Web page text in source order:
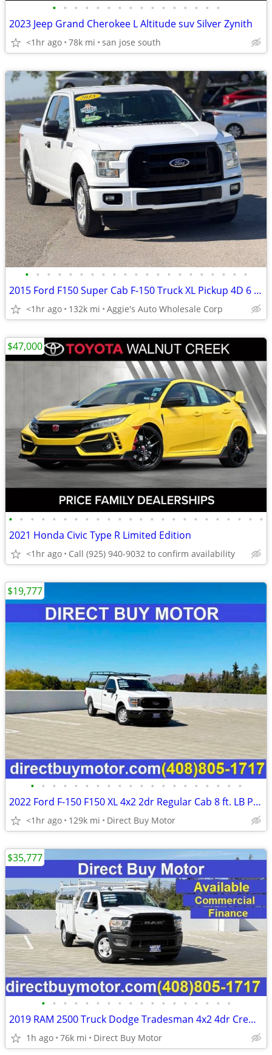
• • • • • • • • • • • • • • • •
2023 Jeep Grand Cherokee L Altitude suv Silver Zynith
<1hr ago 78k mi san jose south
• • • • • • • • • • • • • • • • • • • • •
2015 Ford F150 Super Cab F-150 Truck XL Pickup 4D 6 1/2 ft Pickup
<1hr ago 132k mi Aggie's Auto Wholesale Corp
• • • • • • • • • • • • • • • • • • • • • • • •
2021 Honda Civic Type R Limited Edition
<1hr ago Call (925) 940-9032 to confirm availability
$47,000
• • • • • • • • • • • • • • • • • • • •
2022 Ford F-150 F150 XL 4x2 2dr Regular Cab 8 ft. LB Pickup Truck
<1hr ago 129k mi Direct Buy Motor
$19,777
• • • • • • • • • • • • • • • • • •
2019 RAM 2500 Truck Dodge Tradesman 4x2 4dr Crew Cab 8 ft. LB Pickup C
1h ago 76k mi Direct Buy Motor
$35,777